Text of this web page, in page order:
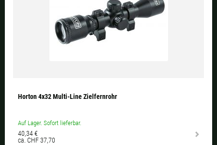
Horton 4x32 Multi-Line Zielfernrohr
Auf Lager. Sofort lieferbar.
40,34 €
ca. CHF 37,70